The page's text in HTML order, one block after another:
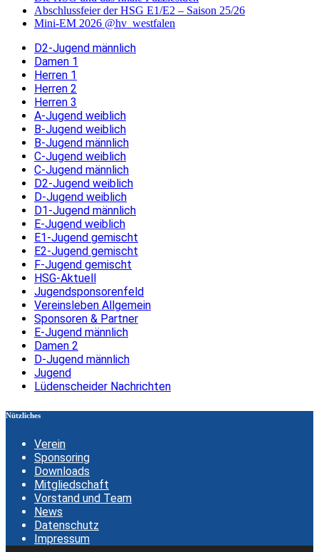
Abschlussfeier der HSG E1/E2 – Saison 25/26
Mini-EM 2026 @hv_westfalen
D2-Jugend männlich
Damen 1
Herren 1
Herren 2
Herren 3
A-Jugend weiblich
B-Jugend weiblich
B-Jugend männlich
C-Jugend weiblich
C-Jugend männlich
D2-Jugend weiblich
D-Jugend weiblich
D1-Jugend männlich
E-Jugend weiblich
E1-Jugend gemischt
E2-Jugend gemischt
F-Jugend gemischt
HSG-Aktuell
Jugendsponsorenfeld
Vereinsleben Allgemein
Sponsoren & Partner
E-Jugend männlich
Damen 2
D-Jugend männlich
Jugend
Lüdenscheider Nachrichten
Nützliches
Verein
Sponsoring
Downloads
Mitgliedschaft
Vorstand und Team
News
Datenschutz
Impressum